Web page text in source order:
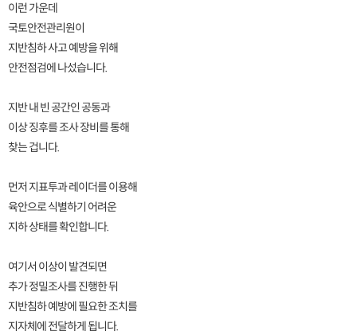
이런 가운데
국토안전관리원이
지반침하 사고 예방을 위해
안전점검에 나섰습니다.
지반 내 빈 공간인 공동과
이상 징후를 조사 장비를 통해
찾는 겁니다.
먼저 지표투과 레이더를 이용해
육안으로 식별하기 어려운
지하 상태를 확인합니다.
여기서 이상이 발견되면
추가 정밀조사를 진행한 뒤
지반침하 예방에 필요한 조치를
지자체에 전달하게 됩니다.